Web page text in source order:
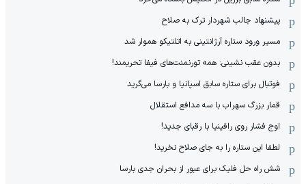
پیشنهاد جالب شهردار ترک به صلاح
مسیر ورود ستاره آرژانتینی به اتلتیکو هموار شد
بدون عقب نشینی: همه تورنمنت‌های فیفا تحریمند!
فوتبال برای ستاره سابق اسپانیا و بارسا می‌گرید
قمار بزرگ سهراب با سه مدافع استقلال
اوج فشار روی رافینیا با رقبای جدید!
لطفا این ستاره را به جای صلاح نخرید!
شش راه حل فلیک برای عبور از بحران جدی بارسا